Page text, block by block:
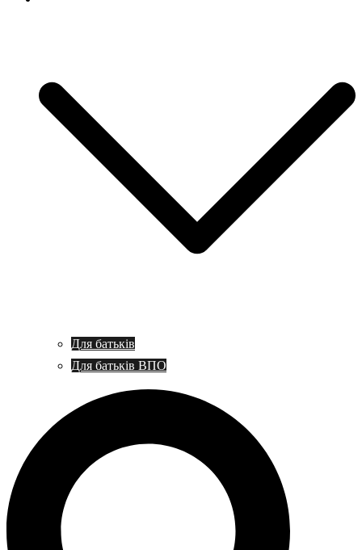
Для батьків
Для батьків ВПО